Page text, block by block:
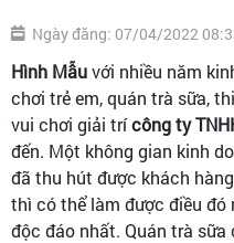
Ngày đăng: 07/04/2022
Hình Mẫuvới nhiều năm
chơi trẻ em, quán trà sữa,
vui chơi giải trícông ty
đến. Một không gian kinh
đã thu hút được khách
thì có thể làm được điều
độc đáo nhất. Quán trà